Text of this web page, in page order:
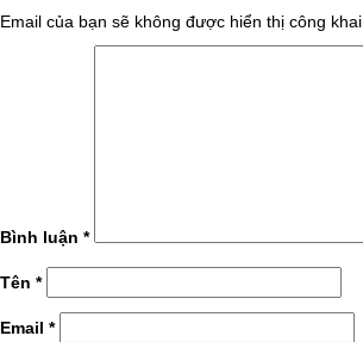
Email của bạn sẽ không được hiển thị công khai.
Bình luận *
Tên *
Email *